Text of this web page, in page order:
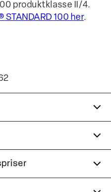
produktklasse II/4.
100 her.
venstre side.